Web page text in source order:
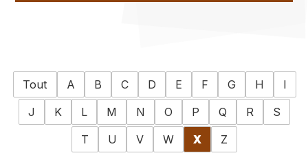
Tout A B C D E F G H
I
J
K L M N O P Q R
S
T
U V W X Z